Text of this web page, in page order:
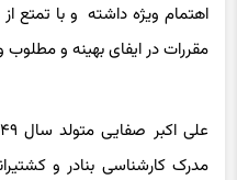
اهتمام ویژه داشته و با تمتع
مقررات در ایفای بهینه و
مدرک کارشناسی بنادر و